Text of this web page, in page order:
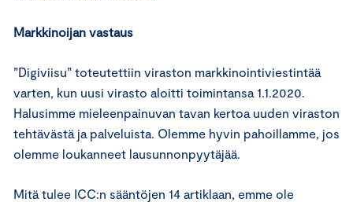
Markkinoijan vastaus
”Digiviisu” toteutettiin viraston markkinointiviestintää
varten, kun uusi virasto aloitti toimintansa 1.1.2020.
Halusimme mieleenpainuvan tavan kertoa uuden viraston
tehtävästä ja palveluista. Olemme hyvin pahoillamme, jos
olemme loukanneet lausunnonpyytäjää.
Mitä tulee ICC:n sääntöjen 14 artiklaan, emme ole